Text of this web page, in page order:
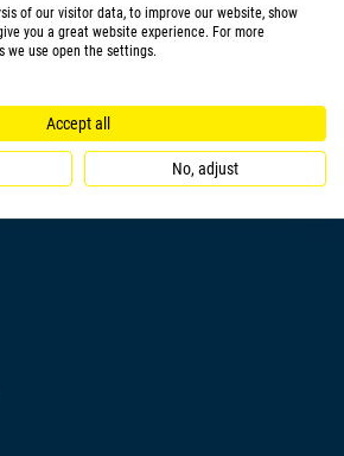
of our visitor data, to improve our website, show
you a great website experience. For more
we use open the settings.
Accept all
No, adjust